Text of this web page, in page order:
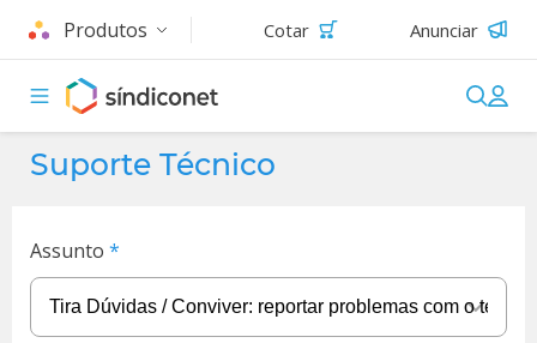
Produtos Cotar Anunciar
Suporte Técnico
Assunto